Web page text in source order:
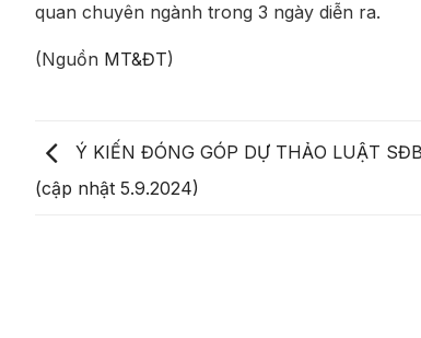
quan chuyên ngành trong 3 ngày diễn ra.
(Nguồn MT&ĐT)
Ý KIẾN ĐÓNG GÓP DỰ THẢO LUẬT
(cập nhật 5.9.2024)